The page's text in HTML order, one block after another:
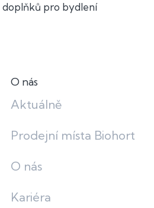
doplňků pro bydlení
O nás
Aktuálně
Prodejní místa Biohort
O nás
Kariéra